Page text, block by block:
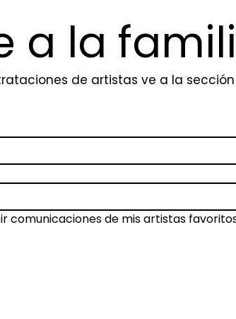
a la
de artistas ve a la
comunicaciones de mis artistas